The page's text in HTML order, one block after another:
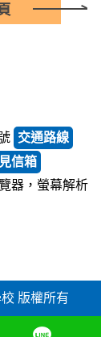
交通路線
信箱
器，螢幕解析
版權所有